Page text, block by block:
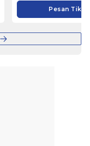
Pesan Tiket